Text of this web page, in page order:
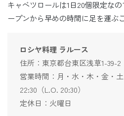
キャベツロールは1日20個限定な
ープンから早めの時間に足を運ぶ
ロシヤ料理 ラルース
住所：東京都台東区浅草1-39-2
営業時間：月・水・木・金・土
22:30（L.O. 20:30）
定休日：火曜日